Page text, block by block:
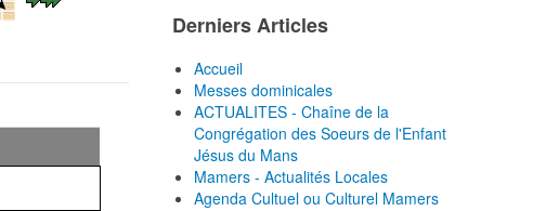
Derniers Articles
Accueil
Messes dominicales
ACTUALITES - Chaîne de la
Congrégation des Soeurs de l'Enfant
Jésus du Mans
Mamers - Actualités Locales
Agenda Cultuel ou Culturel Mamers